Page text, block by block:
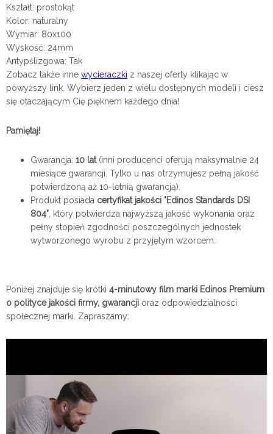
Kształt: prostokąt
Kolor: naturalny
Wymiar: 80x100
Wyskość: 24mm
Antypślizgowa: Tak
Zobacz także inne wycieraczki z naszej oferty klikając w
powyższy link. Wybierz jeden z wielu dostępnych modeli i ciesz
się otaczającym Cię pięknem każdego dnia!
Pamiętaj!
Gwarancja: 10 lat(inni producenci oferują maksymalnie 24
miesiące gwarancji. Tylko u nas otrzymujesz pełną jakość
potwierdzoną aż 10-letnią gwarancją).
Produkt posiada certyfikat jakości "Edinos Standards DSI
804" , który potwierdza najwyższą jakość wykonania oraz
pełny stopień zgodności poszczególnych jednostek
wytworzonego wyrobu z przyjętym wzorcem.
Poniżej znajduje się krótki 4-minutowy film marki Edinos Premium
o polityce jakości firmy, gwarancji oraz odpowiedzialności
społecznej marki. Zapraszamy: